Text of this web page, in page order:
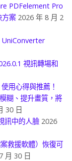
PDFelement Pro
方案 2026 年 8 月 2
UniConverter
視訊轉場和
用心得與推薦！
糊、提升畫質，將
30 日
訊中的人臉 2026
救援軟體）恢復可
月 30 日